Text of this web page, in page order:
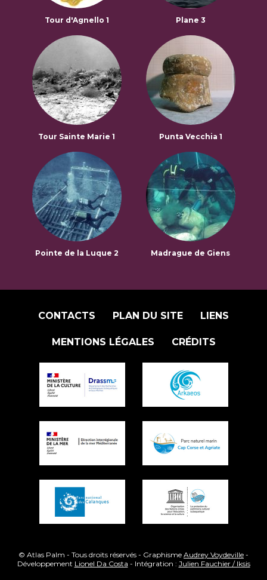
Tour d'Agnello 1 Plane 3
Tour Sainte Marie 1 Punta Vecchia 1
Pointe de la Luque 2 Madrague de Giens
CONTACTS PLAN DU SITE LIENS
MENTIONS LÉGALES CRÉDITS
© Atlas Palm - Tous droits réservés - Graphisme Audrey Voydeville -
Développement Lionel Da Costa - Intégration : Julien Fauchier / Iksis